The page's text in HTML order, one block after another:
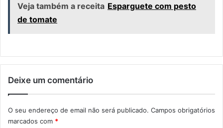
Veja também a receita Esparguete com pesto
de tomate
Deixe um comentário
O seu endereço de email não será publicado. Campos obrigatórios
marcados com *